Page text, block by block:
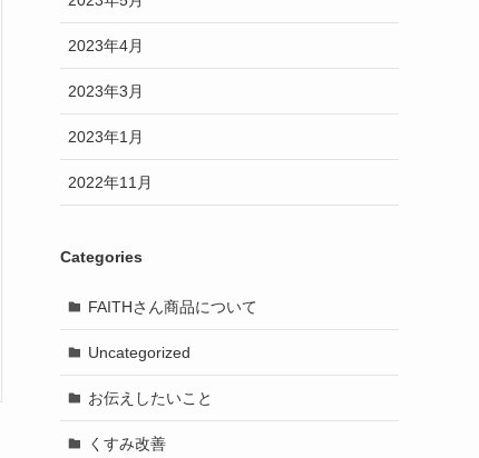
2023年4月
2023年3月
2023年1月
2022年11月
Categories
FAITHさん商品について
Uncategorized
お伝えしたいこと
くすみ改善